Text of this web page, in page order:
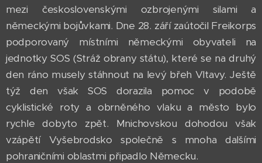
mezi československými ozbrojenými silami a
německými bojůvkami. Dne 28. září zaútočil Freikorps
podporovaný místními německými obyvateli na
jednotky SOS (Stráž obrany státu), které se na druhý
den ráno musely stáhnout na levý břeh Vltavy. Ještě
týž den však SOS dorazila pomoc v podobě
cyklistické roty a obrněného vlaku a město bylo
rychle dobyto zpět. Mnichovskou dohodou však
vzápětí Vyšebrodsko společně s mnoha dalšími
pohraničními oblastmi připadlo Německu.